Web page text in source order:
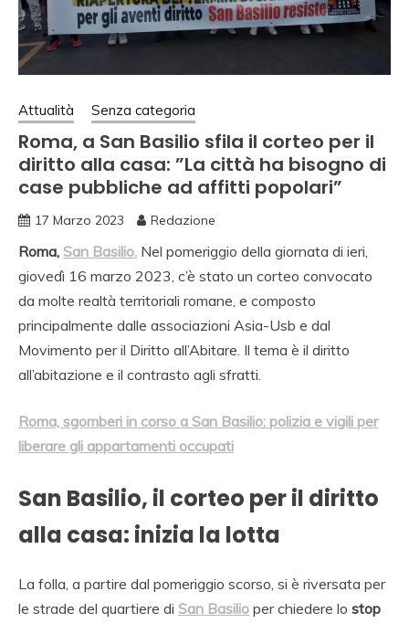
Attualità Senza categoria
Roma, a San Basilio sfila il corteo per il
diritto alla casa: ”La città ha bisogno di
case pubbliche ad affitti popolari”
17 Marzo 2023 Redazione
Roma, San Basilio. Nel pomeriggio della giornata di ieri,
giovedì 16 marzo 2023, c’è stato un corteo convocato
da molte realtà territoriali romane, e composto
principalmente dalle associazioni Asia-Usb e dal
Movimento per il Diritto all’Abitare. Il tema è il diritto
all’abitazione e il contrasto agli sfratti.
Roma, sgomberi in corso a San Basilio: polizia e vigili per
liberare gli appartamenti occupati
San Basilio, il corteo per il diritto
alla casa: inizia la lotta
La folla, a partire dal pomeriggio scorso, si è riversata per
le strade del quartiere di San Basilio per chiedere lo stop